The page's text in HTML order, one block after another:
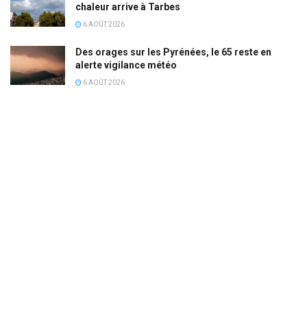
chaleur arrive à Tarbes
6 AOÛT 2026
Des orages sur les Pyrénées, le 65 reste en
alerte vigilance météo
6 AOÛT 2026